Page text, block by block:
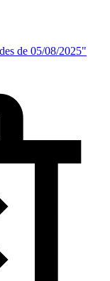
de 05/08/2025"